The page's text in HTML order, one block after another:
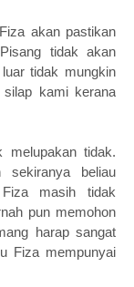
akan pastikan
tidak akan
tidak mungkin
kami kerana
melupakan tidak.
beliau
masih tidak
pun memohon
harap sangat
Fiza mempunyai